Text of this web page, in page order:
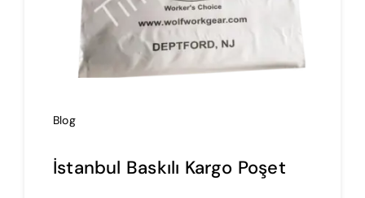
Blog
İstanbul Baskılı Kargo Poşet